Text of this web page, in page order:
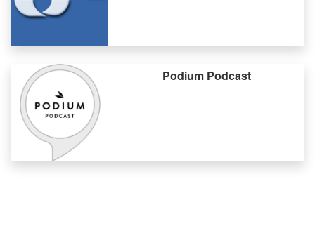
Podium Podcast